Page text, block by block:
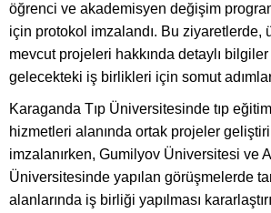
öğrenci ve akademisyen değişim
için protokol imzalandı. Bu ziyaretlerde,
mevcut projeleri hakkında detaylı bilgiler
gelecekteki iş birlikleri için somut adımlar
Karaganda Tıp Üniversitesinde tıp
hizmetleri alanında ortak projeler
imzalanırken, Gumilyov Üniversitesi ve
Üniversitesinde yapılan görüşmelerde
alanlarında iş birliği yapılması